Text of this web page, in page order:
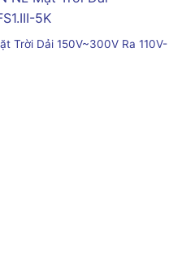
Trời Dải 150V~300V Ra 110V-